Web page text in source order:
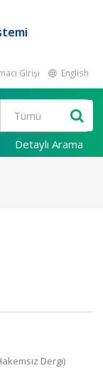
Girişi English
Detaylı Arama
Dergi)